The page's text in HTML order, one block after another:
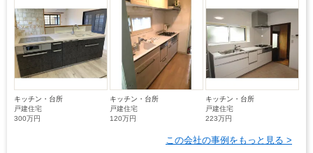
キッチン・台所
戸建住宅
300万円
キッチン・台所
戸建住宅
120万円
キッチン・台所
戸建住宅
223万円
この会社の事例をもっと見る >